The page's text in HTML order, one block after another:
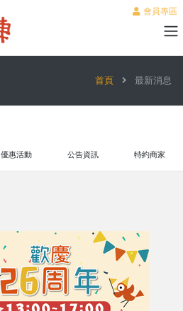
會員專區
首頁 最新消息
優惠活動 公告資訊 特約商家